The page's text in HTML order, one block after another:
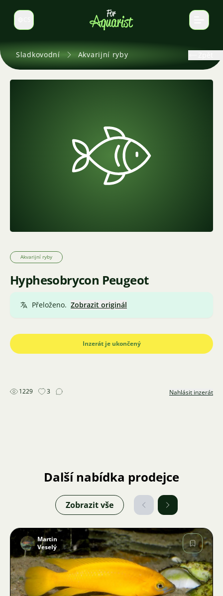
Select language
Sladkovodní Akvarijní ryby
Akvarijní ryby
Hyphesobrycon Peugeot
Přeloženo. Zobrazit originál
Inzerát je ukončený
1229 3 Nahlásit inzerát
Další nabídka prodejce
Zobrazit vše
Obrázek
Martin
Veselý